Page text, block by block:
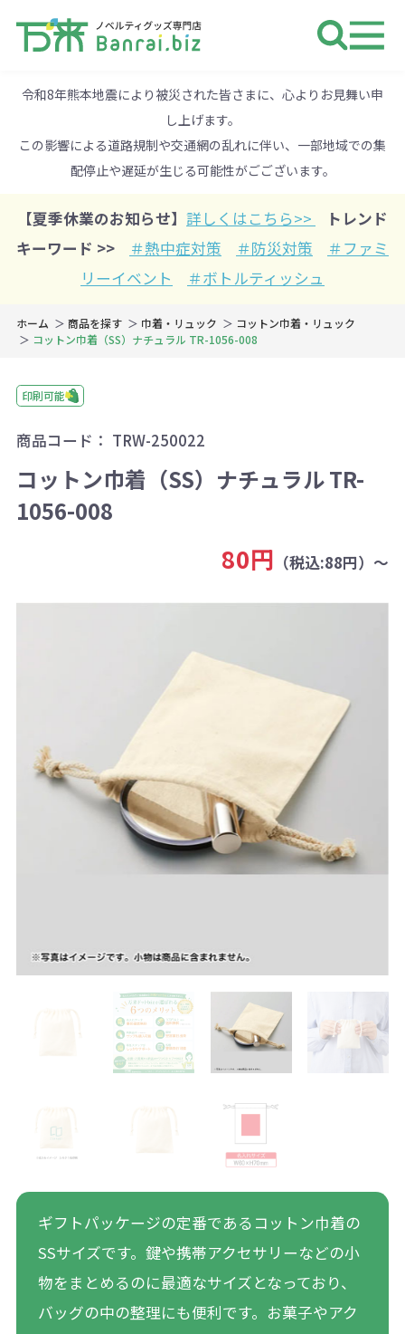
令和8年熊本地震により被災された皆さまに、心よりお見舞い申
し上げます。
この影響による道路規制や交通網の乱れに伴い、一部地域での集
配停止や遅延が生じる可能性がごございます。
【夏季休業のお知らせ】 詳しくはこちら>>
トレンド
キーワード >>
＃熱中症対策 ＃防災対策
＃ファミ
リーイベント
＃ボトルティッシュ
ホーム 商品を探す 巾着・リュック
コットン巾着・リュック
コットン巾着（SS）ナチュラル TR-1056-008
印刷可能
商品コード： TRW-250022
コットン巾着（SS）ナチュラル TR-
1056-008
80円 （税込:88円）～
ギフトパッケージの定番であるコットン巾着の
SSサイズです。鍵や携帯アクセサリーなどの小
物をまとめるのに最適なサイズとなっており、
バッグの中の整理にも便利です。お菓子やアク